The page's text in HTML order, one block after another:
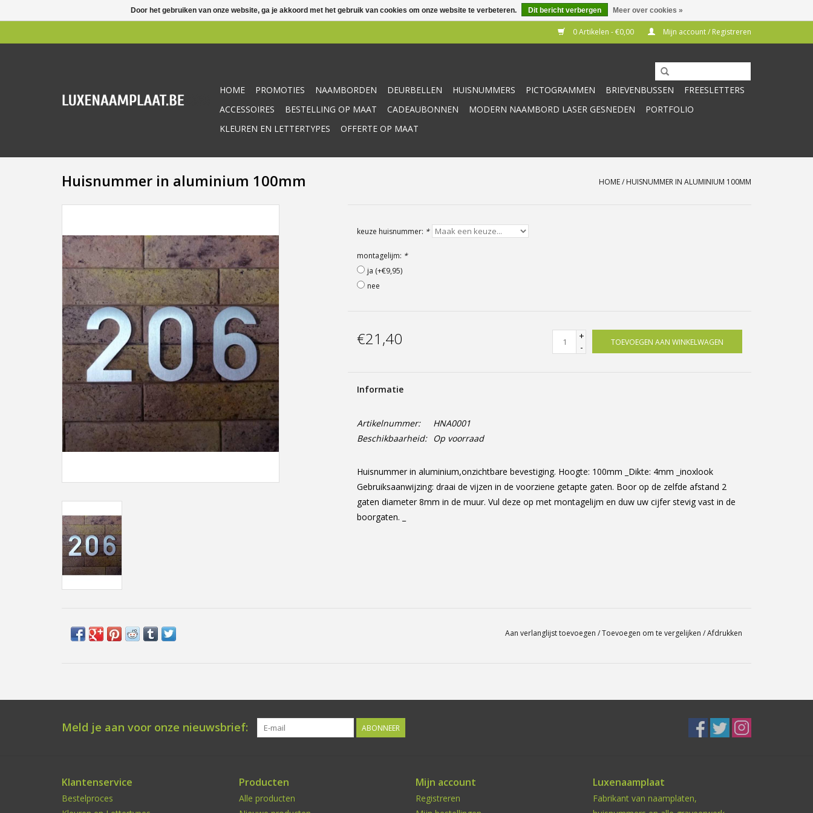
0 Artikelen - €0,00 Mijn account / Registreren
HOME PROMOTIES NAAMBORDEN DEURBELLEN HUISNUMMERS PICTOGRAMMEN BRIEVENBUSSEN
FREESLETTERS
ACCESSOIRES
BESTELLING OP MAAT CADEAUBONNEN MODERN NAAMBORD LASER GESNEDEN
PORTFOLIO
KLEUREN EN LETTERTYPES
OFFERTE OP MAAT
Huisnummer in aluminium 100mm HOME/ HUISNUMMER IN ALUMINIUM 100MM
keuze huisnummer: *
montagelijm: *
ja (+€9,95)
nee
€21,40
+
-
TOEVOEGEN AAN WINKELWAGEN
Informatie
Artikelnummer:
HNA0001
Beschikbaarheid:
Op voorraad
Huisnummer in aluminium,onzichtbare bevestiging. Hoogte: 100mm _Dikte: 4mm _inoxlook
Gebruiksaanwijzing: draai de vijzen in de voorziene getapte gaten. Boor op de zelfde afstand 2
gaten diameter 8mm in de muur. Vul deze op met montagelijm en duw uw cijfer stevig vast in de
boorgaten. _
Aan verlanglijst toevoegen /Toevoegen om te vergelijken /Afdrukken
Meld je aan voor onze nieuwsbrief: ABONNEER
Klantenservice
Bestelproces
Producten
Alle producten
Mijn account
Registreren
Luxenaamplaat
Fabrikant van naamplaten,
Door het gebruiken van onze website, ga je akkoord met het gebruik van cookies om onze website te verbeteren. Dit bericht verbergen Meer over cookies »